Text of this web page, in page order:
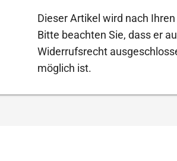
Dieser Artikel wird nach
Bitte beachten Sie, dass er
Widerrufsrecht
möglich ist.